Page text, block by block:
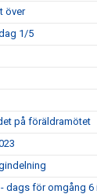
över
1/5
på föräldramötet
dags för omgång